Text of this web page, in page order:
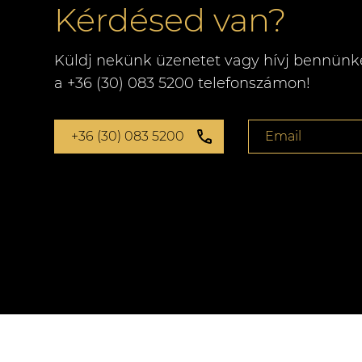
Kérdésed van?
Küldj nekünk üzenetet vagy hívj
a +36 (30) 083 5200 telefonszámon!
+36 (30) 083 5200 Email